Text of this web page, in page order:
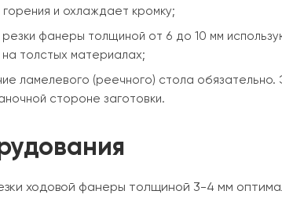
и охлаждает кромку;
фанеры толщиной от 6 до 10 мм
толстых материалах;
ламелевого (реечного) стола
стороне заготовки.
ходовой фанеры толщиной 3-4 мм